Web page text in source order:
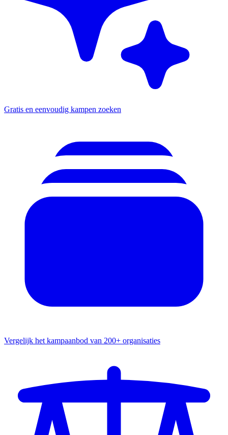
Gratis en eenvoudig kampen zoeken
Vergelijk het kampaanbod van 200+ organisaties